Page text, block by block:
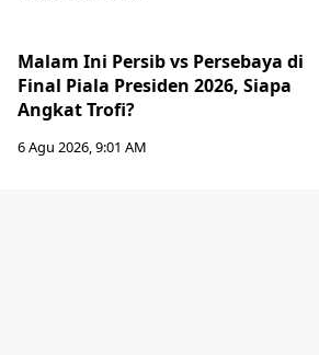
Malam Ini Persib vs Persebaya di
Final Piala Presiden 2026, Siapa
Angkat Trofi?
6 Agu 2026, 9:01 AM